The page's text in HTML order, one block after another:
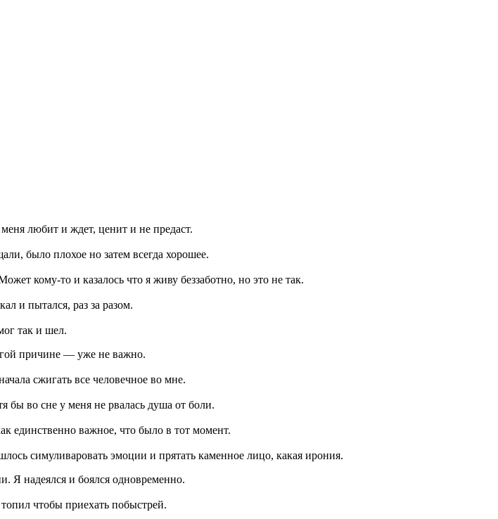
любит и ждет, ценит и не предаст.
было плохое но затем всегда хорошее.
кому-то и казалось что я живу беззаботно, но это не так.
и пытался, раз за разом.
так и шел.
причине — уже не важно.
сжигать все человечное во мне.
бы во сне у меня не рвалась душа от боли.
единственно важное, что было в тот момент.
симуливаровать эмоции и прятать каменное лицо, какая ирония.
Я надеялся и боялся одновременно.
чтобы приехать побыстрей.